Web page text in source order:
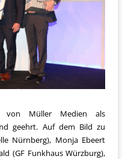
von Müller Medien als
geehrt. Auf dem Bild zu
Nürnberg), Monja Ebeert
(GF Funkhaus Würzburg),